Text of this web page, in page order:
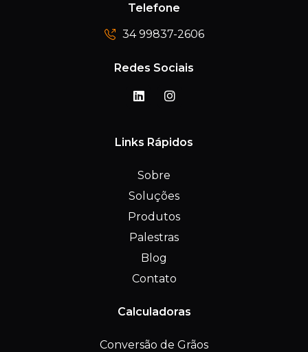
Telefone
34 99837-2606
Redes Sociais
Links Rápidos
Sobre
Soluções
Produtos
Palestras
Blog
Contato
Calculadoras
Conversão de Grãos